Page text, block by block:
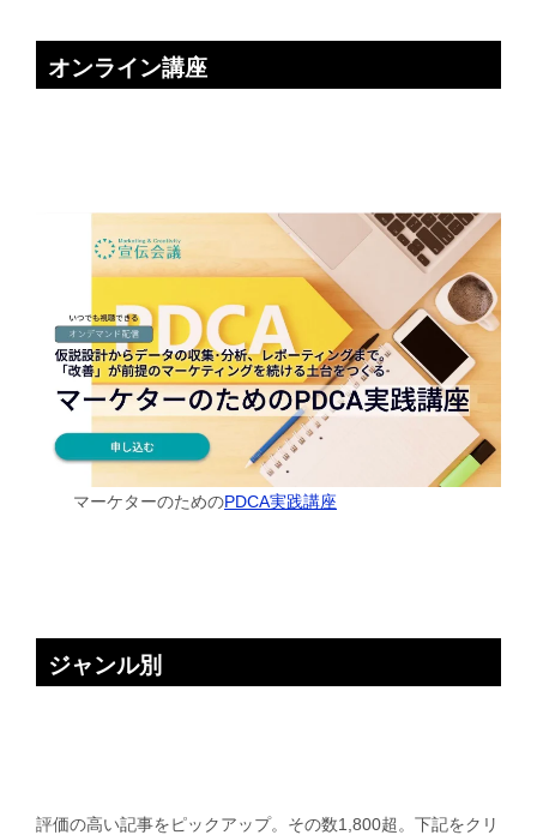
オンライン講座
マーケターのためのPDCA実践講座
ジャンル別
評価の高い記事をピックアップ。その数1,800超。下記をクリ